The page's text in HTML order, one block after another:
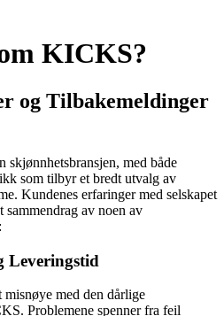
KICKS?
og Tilbakemeldinger
med både
som tilbyr et bredt utvalg av
Kundenes erfaringer med selskapet
av noen av
Leveringstid
med den dårlige
Problemene spenner fra feil